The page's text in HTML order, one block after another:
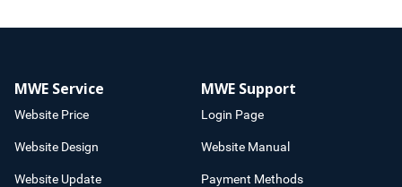
MWE Service
Website Price
Website Design
Website Update
MWE Support
Login Page
Website Manual
Payment Methods